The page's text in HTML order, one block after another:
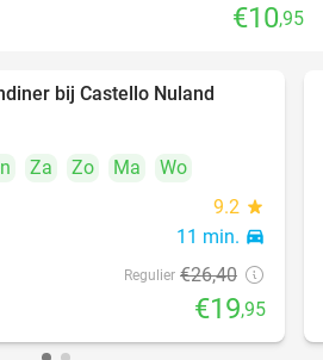
€10,95
bij Castello Nuland
Za Zo Ma
Wo
9.2 star
11 min. directions_car
Regulier €26,40
€19,95